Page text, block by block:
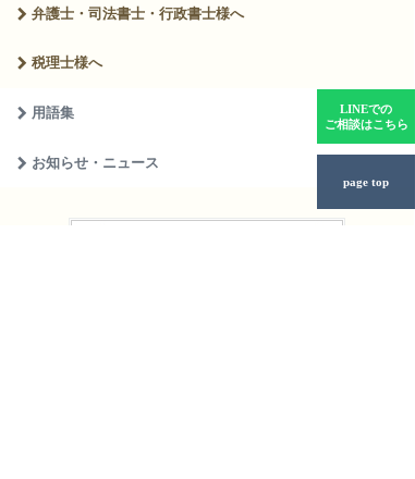
弁護士・司法書士・行政書士様へ
税理士様へ
用語集
お知らせ・ニュース
LINEでの
ご相談はこちら
page top